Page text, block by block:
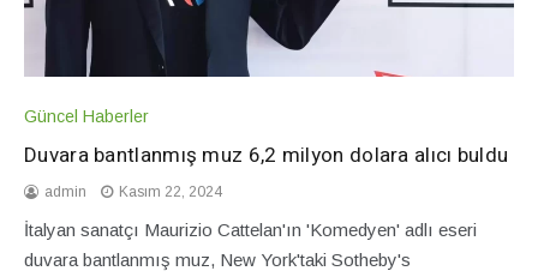
Güncel Haberler
Duvara bantlanmış muz 6,2 milyon dolara alıcı buldu
admin Kasım 22, 2024
İtalyan sanatçı Maurizio Cattelan'ın 'Komedyen' adlı eseri
duvara bantlanmış muz, New York'taki Sotheby's